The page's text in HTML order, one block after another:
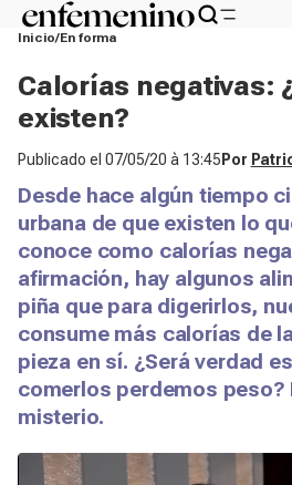
Inicio En forma
Calorías negativas:
existen?
Publicado el 07/05/20 à 13:45 Por
Desde hace algún tiempo
urbana de que existen lo
conoce como calorías
afirmación, hay algunos
piña que para digerirlos,
consume más calorías de
pieza en sí. ¿Será verdad
comerlos perdemos peso?
misterio.